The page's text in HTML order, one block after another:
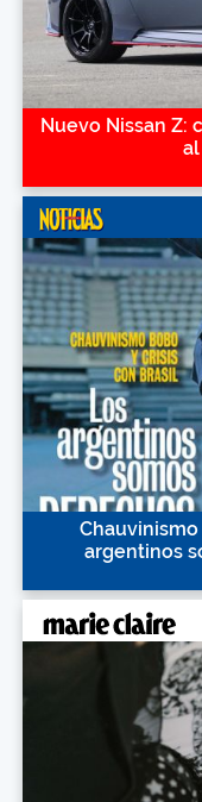
Nuevo Nissan Z:
argentinos